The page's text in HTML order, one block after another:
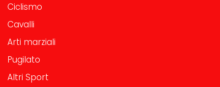
Ciclismo
Cavalli
Arti marziali
Pugilato
Altri Sport